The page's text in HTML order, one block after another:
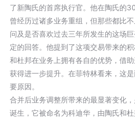
了新陶氏的首席执行官。他在陶氏的
曾经历过诸多业务重组，但那些都比
问及是否喜欢过去三年所发生的这场
定的回答。他提到了这项交易带来的
和杜邦在业务上拥有各自的优势，借
获得进一步提升。在菲特林看来，这
要原因。
合并后业务调整所带来的最显著变化
诞生，它被命名为科迪华，由陶氏和